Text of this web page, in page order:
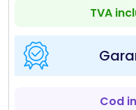
TVA
Cod